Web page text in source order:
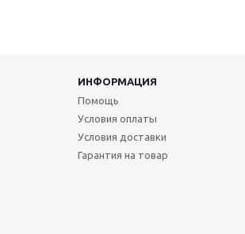
ИНФОРМАЦИЯ
Помощь
Условия оплаты
Условия доставки
Гарантия на товар